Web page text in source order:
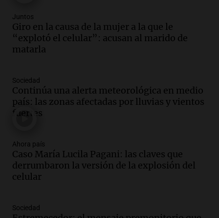
Audio.
propiedad privada genera preocupación
y críticas entre senadores
Panorama Federal
un pilar cultural y social según Antonio
Marocco
Panorama Federal
Episodios
niños a Córdoba tras disputa de
custodia en Salta
Panorama Federal
Episodios
privada: el ruido que tapa cosas
importantes
Juntos
Giro en la causa de la mujer a la que le
“explotó el celular”: acusan al marido de
matarla
Sociedad
Continúa una alerta meteorológica en medio
país: las zonas afectadas por lluvias y vientos
fuertes
Ahora país
Caso María Lucila Pagani: las claves que
derrumbaron la versión de la explosión del
celular
Sociedad